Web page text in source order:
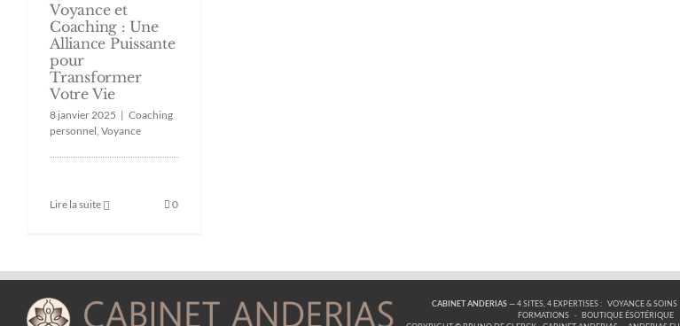
Voyance et
Coaching : Une
Alliance Puissante
pour
Transformer
Votre Vie
8 janvier 2025 | Coaching
personnel, Voyance
Lire la suite 0
CABINET ANDERIAS— 4 SITES, 4 EXPERTISES : VOYANCE & SOINS
FORMATIONS · BOUTIQUE ÉSOTÉRIQUE